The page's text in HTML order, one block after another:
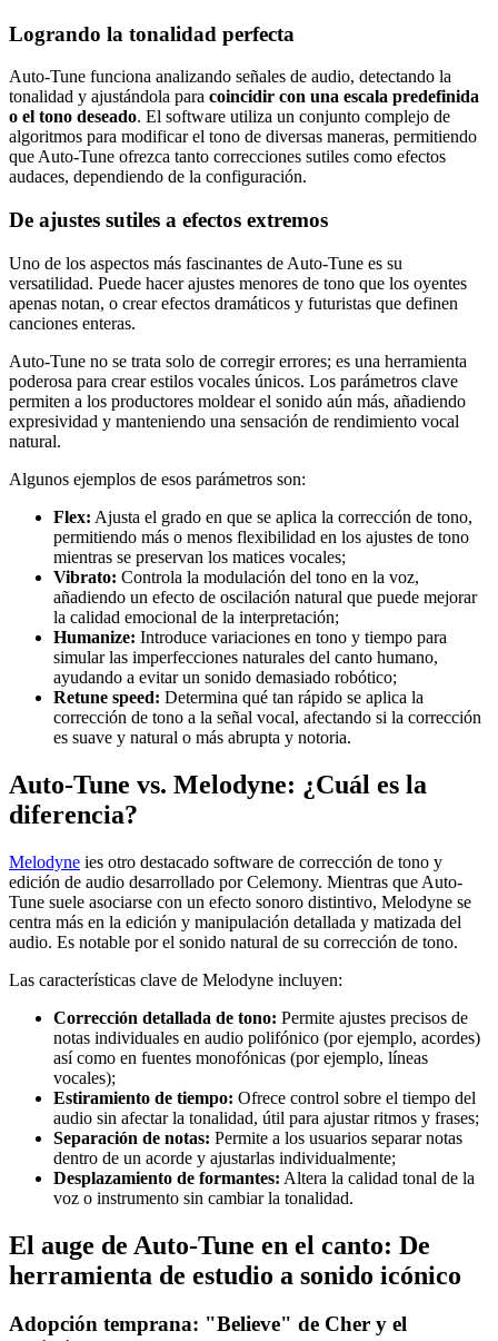
Logrando la tonalidad perfecta
Auto-Tune funciona analizando señales de audio, detectando la
tonalidad y ajustándola para coincidir con una escala predefinida
o el tono deseado. El software utiliza un conjunto complejo de
algoritmos para modificar el tono de diversas maneras, permitiendo
que Auto-Tune ofrezca tanto correcciones sutiles como efectos
audaces, dependiendo de la configuración.
De ajustes sutiles a efectos extremos
Uno de los aspectos más fascinantes de Auto-Tune es su
versatilidad. Puede hacer ajustes menores de tono que los oyentes
apenas notan, o crear efectos dramáticos y futuristas que definen
canciones enteras.
Auto-Tune no se trata solo de corregir errores; es una herramienta
poderosa para crear estilos vocales únicos. Los parámetros clave
permiten a los productores moldear el sonido aún más, añadiendo
expresividad y manteniendo una sensación de rendimiento vocal
natural.
Algunos ejemplos de esos parámetros son:
Flex: Ajusta el grado en que se aplica la corrección de tono,
permitiendo más o menos flexibilidad en los ajustes de tono
mientras se preservan los matices vocales;
Vibrato: Controla la modulación del tono en la voz,
añadiendo un efecto de oscilación natural que puede mejorar
la calidad emocional de la interpretación;
Humanize: Introduce variaciones en tono y tiempo para
simular las imperfecciones naturales del canto humano,
ayudando a evitar un sonido demasiado robótico;
Retune speed: Determina qué tan rápido se aplica la
corrección de tono a la señal vocal, afectando si la corrección
es suave y natural o más abrupta y notoria.
Auto-Tune vs. Melodyne: ¿Cuál es la
diferencia?
Melodyne ies otro destacado software de corrección de tono y
edición de audio desarrollado por Celemony. Mientras que Auto-
Tune suele asociarse con un efecto sonoro distintivo, Melodyne se
centra más en la edición y manipulación detallada y matizada del
audio. Es notable por el sonido natural de su corrección de tono.
Las características clave de Melodyne incluyen:
Corrección detallada de tono: Permite ajustes precisos de
notas individuales en audio polifónico (por ejemplo, acordes)
así como en fuentes monofónicas (por ejemplo, líneas
vocales);
Estiramiento de tiempo: Ofrece control sobre el tiempo del
audio sin afectar la tonalidad, útil para ajustar ritmos y frases;
Separación de notas: Permite a los usuarios separar notas
dentro de un acorde y ajustarlas individualmente;
Desplazamiento de formantes: Altera la calidad tonal de la
voz o instrumento sin cambiar la tonalidad.
El auge de Auto-Tune en el canto: De
herramienta de estudio a sonido icónico
Adopción temprana: "Believe" de Cher y el